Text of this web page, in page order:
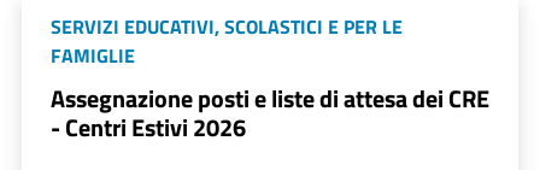
SERVIZI EDUCATIVI, SCOLASTICI E PER LE
FAMIGLIE
Assegnazione posti e liste di attesa dei CRE
- Centri Estivi 2026